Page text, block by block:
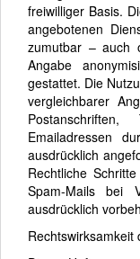
freiwilliger Basis.
angebotenen
zumutbar – auch
Angabe
gestattet. Die
vergleichbarer
Emailadressen
ausdrücklich
Rechtliche
Spam-Mails bei
ausdrücklich
Rechtswirksamkeit